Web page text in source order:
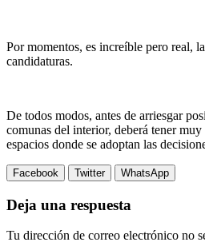
Por momentos, es increíble pero real,
candidaturas.
De todos modos, antes de arriesgar
comunas del interior, deberá tener
espacios donde se adoptan las
Facebook Twitter WhatsApp
Deja una respuesta
Tu dirección de correo electrónico no